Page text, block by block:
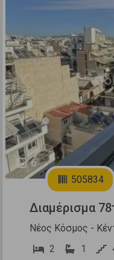
6
Previous
505834
Διαμέρισμα
Νέος Κόσμος -
2
1